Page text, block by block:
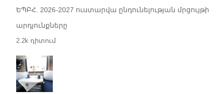
ԵՊԲՀ. 2026-2027 ուստարվա ընդունելության մրցույթի
արդյունքները
2.2k դիտում